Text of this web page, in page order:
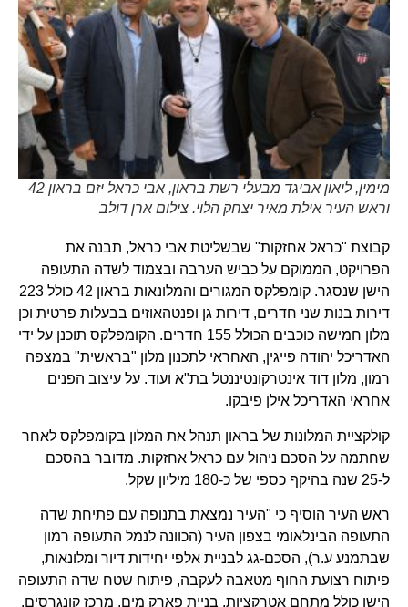
מימין, ליאון אביגד מבעלי רשת בראון, אבי כראל יזם בראון 42
וראש העיר אילת מאיר יצחק הלוי. צילום ארן דולב
קבוצת "כראל אחזקות" שבשליטת אבי כראל, תבנה את
הפרויקט, הממוקם על כביש הערבה ובצמוד לשדה התעופה
הישן שנסגר. קומפלקס המגורים והמלונאות בראון 42 כולל 223
דירות בנות שני חדרים, דירות גן ופנטהאוזים בבעלות פרטית וכן
מלון חמישה כוכבים הכולל 155 חדרים. הקומפלקס תוכנן על ידי
האדריכל יהודה פייגין, האחראי לתכנון מלון "בראשית" במצפה
רמון, מלון דוד אינטרקונטיננטל בת"א ועוד. על עיצוב הפנים
אחראי האדריכל אילן פיבקו.
קולקציית המלונות של בראון תנהל את המלון בקומפלקס לאחר
שחתמה על הסכם ניהול עם כראל אחזקות. מדובר בהסכם
ל-25 שנה בהיקף כספי של כ-180 מיליון שקל.
ראש העיר הוסיף כי "העיר נמצאת בתנופה עם פתיחת שדה
התעופה הבינלאומי בצפון העיר (הכוונה לנמל התעופה רמון
שבתמנע ע.ר), הסכם-גג לבניית אלפי יחידות דיור ומלונאות,
פיתוח רצועת החוף מטאבה לעקבה, פיתוח שטח שדה התעופה
הישן כולל מתחם אטרקציות, בניית פארק מים, מרכז קונגרסים,